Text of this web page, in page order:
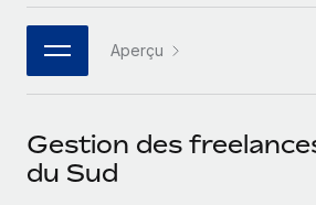
notre MCP
Intégrations
Les RH à l’international pour les
TRAVAILLONS ENSEMBLE
Intégrez les RH à l’international de
Descriptions de postes
Webinaires
Événements
Salle de presse
한국어 Aperçu
Gestion des
du Sud